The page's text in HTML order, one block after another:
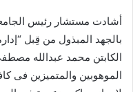
أشادت مستشار رئيس
بالجهد المبذول من قِبل
الكابتن محمد عبدالله
الموهوبين والمتميزين فى